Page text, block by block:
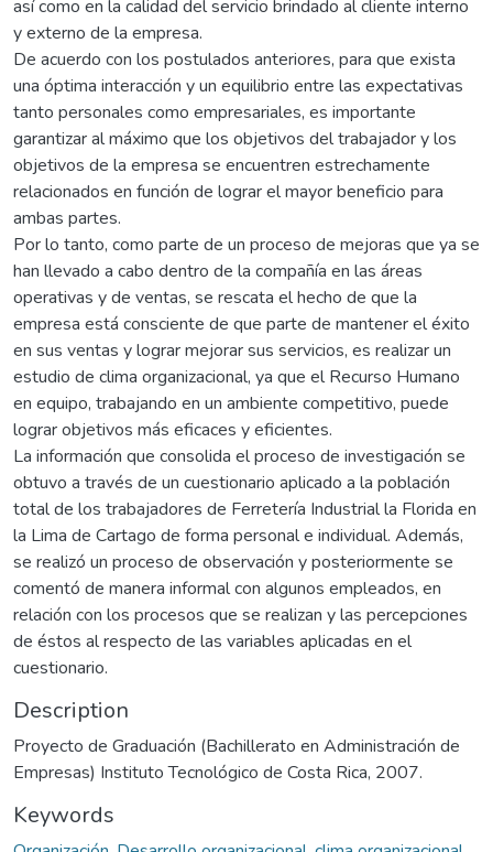
así como en la calidad del servicio brindado al cliente interno
y externo de la empresa.
De acuerdo con los postulados anteriores, para que exista
una óptima interacción y un equilibrio entre las expectativas
tanto personales como empresariales, es importante
garantizar al máximo que los objetivos del trabajador y los
objetivos de la empresa se encuentren estrechamente
relacionados en función de lograr el mayor beneficio para
ambas partes.
Por lo tanto, como parte de un proceso de mejoras que ya se
han llevado a cabo dentro de la compañía en las áreas
operativas y de ventas, se rescata el hecho de que la
empresa está consciente de que parte de mantener el éxito
en sus ventas y lograr mejorar sus servicios, es realizar un
estudio de clima organizacional, ya que el Recurso Humano
en equipo, trabajando en un ambiente competitivo, puede
lograr objetivos más eficaces y eficientes.
La información que consolida el proceso de investigación se
obtuvo a través de un cuestionario aplicado a la población
total de los trabajadores de Ferretería Industrial la Florida en
la Lima de Cartago de forma personal e individual. Además,
se realizó un proceso de observación y posteriormente se
comentó de manera informal con algunos empleados, en
relación con los procesos que se realizan y las percepciones
de éstos al respecto de las variables aplicadas en el
cuestionario.
Description
Proyecto de Graduación (Bachillerato en Administración de
Empresas) Instituto Tecnológico de Costa Rica, 2007.
Keywords